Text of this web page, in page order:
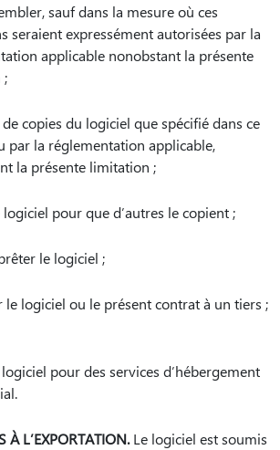
sauf dans la mesure où ces
seraient expressément autorisées par la
applicable nonobstant la présente
;
copies du logiciel que spécifié dans ce
par la réglementation applicable,
la présente limitation ;
pour que d’autres le copient ;
le logiciel ;
le logiciel ou le présent contrat à un tiers ;
pour des services d’hébergement
À L’EXPORTATION.Le logiciel est soumis